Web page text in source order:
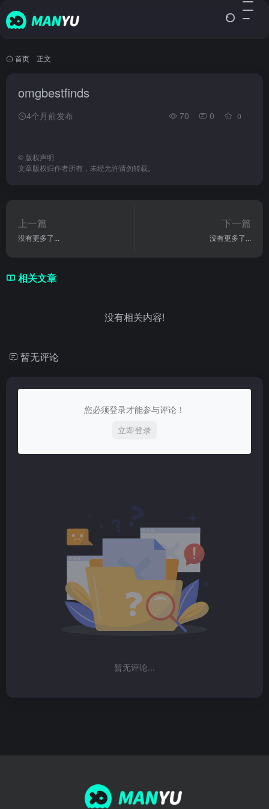
首页 正文
omgbestfinds
4个月前发布 70 0 0
© 版权声明
文章版权归作者所有，未经允许请勿转载。
上一篇
没有更多了...
下一篇
没有更多了...
相关文章
没有相关内容!
暂无评论
您必须登录才能参与评论！
立即登录
暂无评论...